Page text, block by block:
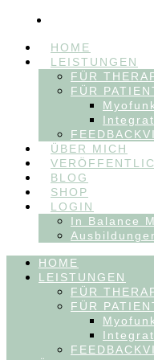
HOME
LEISTUNGEN
FÜR
FÜR
ÜBER MICH
BLOG
SHOP
LOGIN
In Balance
HOME
LEISTUNGEN
FÜR
FÜR